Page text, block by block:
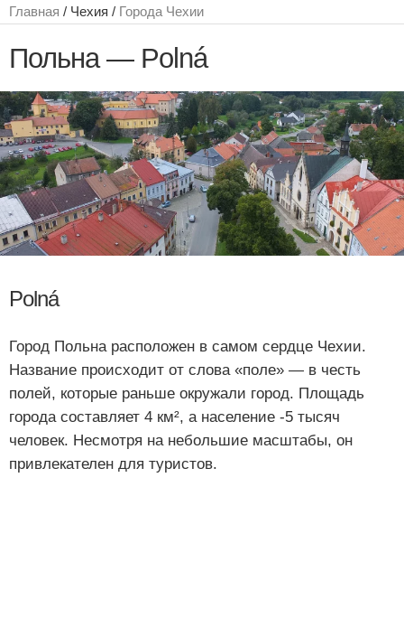
Главная / Чехия / Города Чехии
Польна — Polná
Polná
Город Польна расположен в самом сердце Чехии.
Название происходит от слова «поле» — в честь
полей, которые раньше окружали город. Площадь
города составляет 4 км², а население -5 тысяч
человек. Несмотря на небольшие масштабы, он
привлекателен для туристов.